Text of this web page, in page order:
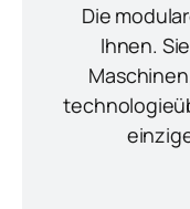
Die
Ihnen.